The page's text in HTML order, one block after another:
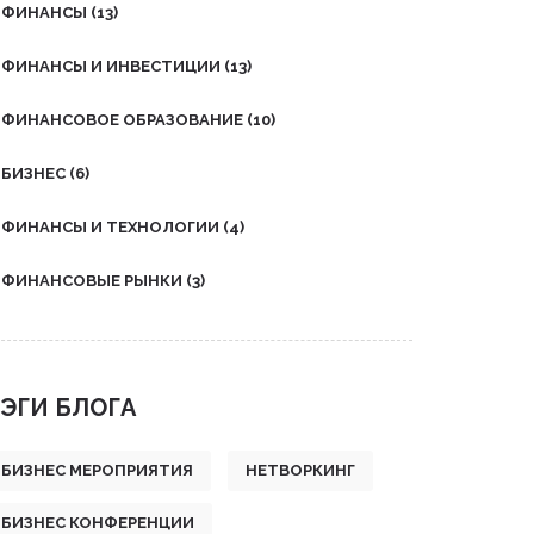
ФИНАНСЫ (13)
ФИНАНСЫ И ИНВЕСТИЦИИ (13)
ФИНАНСОВОЕ ОБРАЗОВАНИЕ (10)
БИЗНЕС (6)
ФИНАНСЫ И ТЕХНОЛОГИИ (4)
ФИНАНСОВЫЕ РЫНКИ (3)
БЛОГА
БИЗНЕС МЕРОПРИЯТИЯ НЕТВОРКИНГ
БИЗНЕС КОНФЕРЕНЦИИ